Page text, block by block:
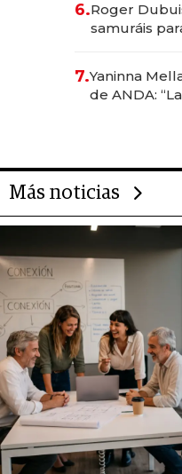
6.Roger
samuráis
7.Yaninna
de ANDA:
Más noticias